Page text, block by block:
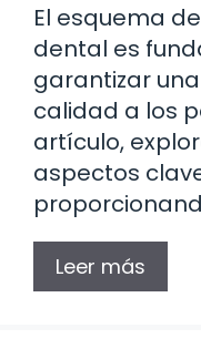
El esquema
dental es
garantizar
calidad a los
artículo,
aspectos
Leer más